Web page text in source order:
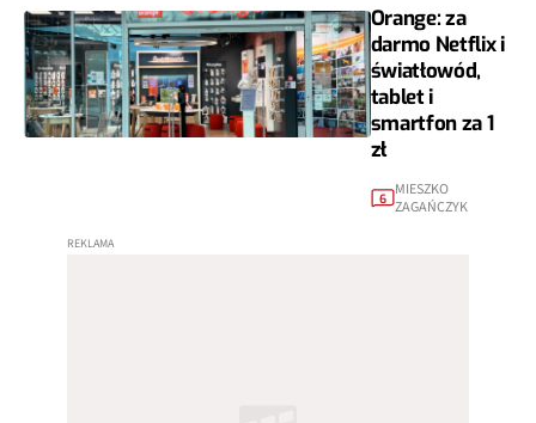
Orange: za
darmo Netflix i
światłowód,
tablet i
smartfon za 1
zł
6 MIESZKO
ZAGAŃCZYK